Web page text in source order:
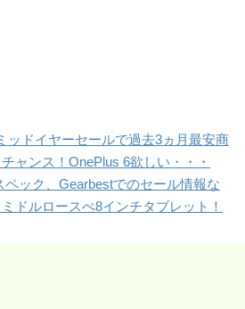
ッドイヤーセールで過去3ヵ月最安商
ャンス！OnePlus 6欲しい・・・
ペック、Gearbestでのセール情報な
ドルロースぺ8インチタブレット！